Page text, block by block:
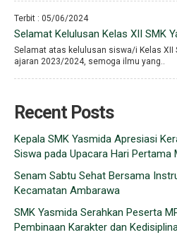
Terbit : 05/06/2024
Selamat Kelulusan Kelas XII SMK
Selamat atas kelulusan siswa/i Kelas XII
ajaran 2023/2024, semoga ilmu yang..
Recent Posts
Kepala SMK Yasmida Apresiasi
Siswa pada Upacara Hari Pertama
Senam Sabtu Sehat Bersama
Kecamatan Ambarawa
SMK Yasmida Serahkan Peserta
Pembinaan Karakter dan